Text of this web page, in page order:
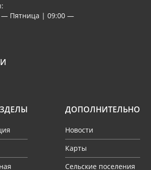
— Пятница | 09:00 —
ДОПОЛНИТЕЛЬНО
Новости
Карты
Сельские поселения